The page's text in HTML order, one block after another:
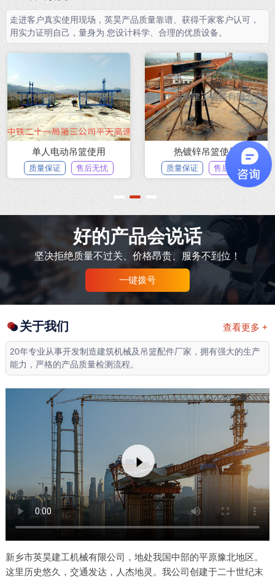
走进客户真实使用现场，英昊产品质量靠谱、获得千家客户认可，
用实力证明自己，量身为 您设计科学、合理的优质设备。
单人电动吊篮使用
质量保证 售后无忧
热镀锌吊篮使用
质量保证 售后无忧
1 2 3
好的产品会说话
坚决拒绝质量不过关、价格昂贵、服务不到位！
一键拨号
查看更多 +
关于我们
20年专业从事开发制造建筑机械及吊篮配件厂家，拥有强大的生产
能力，严格的产品质量检测流程。
新乡市英昊建工机械有限公司，地处我国中部的平原豫北地区。
这里历史悠久，交通发达，人杰地灵。我公司创建于二十世纪末